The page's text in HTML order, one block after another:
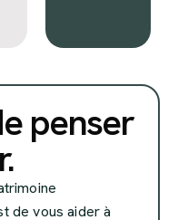
penser
de vous aider à